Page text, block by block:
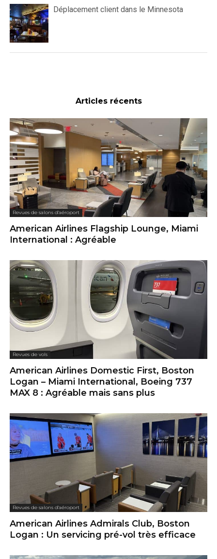
Déplacement client dans le Minnesota
Articles récents
Revues de salons d'aéroport
American Airlines Flagship Lounge, Miami
International : Agréable
Revues de vols
American Airlines Domestic First, Boston
Logan – Miami International, Boeing 737
MAX 8 : Agréable mais sans plus
Revues de salons d'aéroport
American Airlines Admirals Club, Boston
Logan : Un servicing pré-vol très efficace